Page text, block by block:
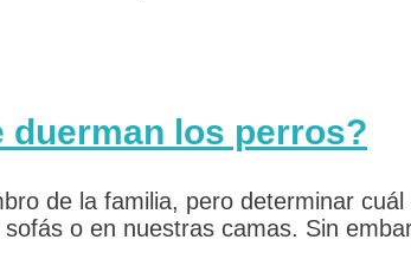
duerman los perros?
de la familia, pero determinar
o en nuestras camas. Sin